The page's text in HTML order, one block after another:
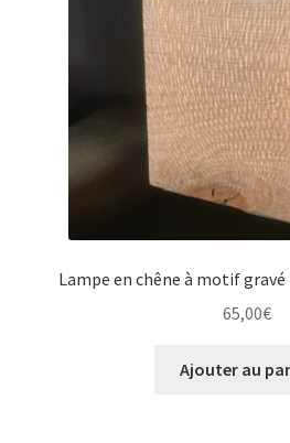
Lampe en chêne à motif
65,00€
Ajouter au